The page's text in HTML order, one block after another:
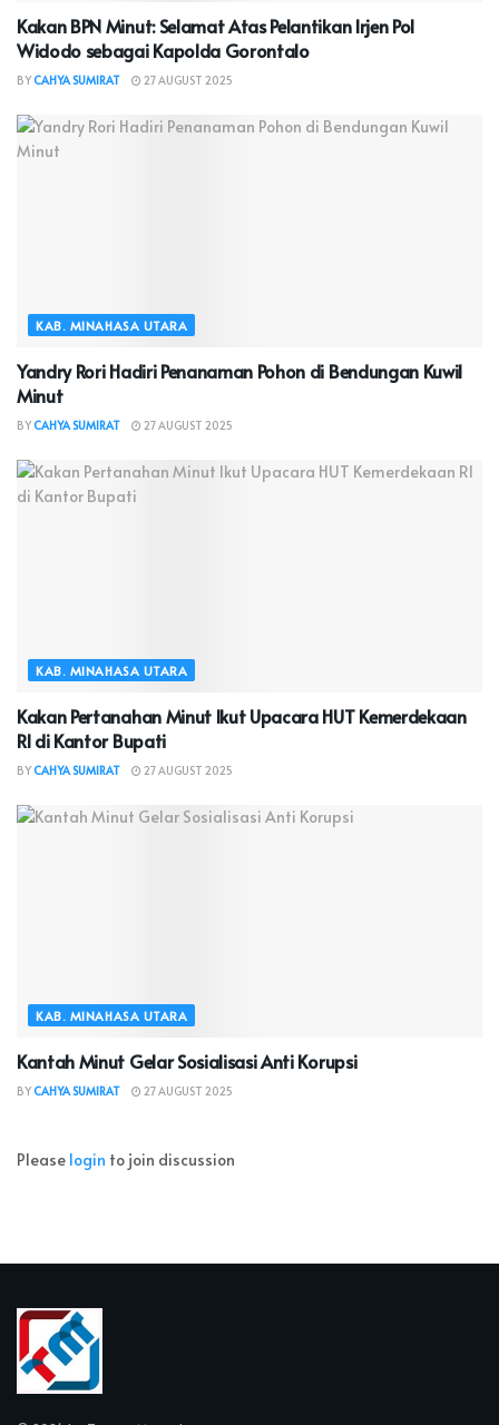
Kakan BPN Minut: Selamat Atas Pelantikan Irjen Pol
Widodo sebagai Kapolda Gorontalo
BYCAHYA SUMIRAT 27 AUGUST 2025
KAB. MINAHASA UTARA
Yandry Rori Hadiri Penanaman Pohon di Bendungan Kuwil
Minut
BYCAHYA SUMIRAT 27 AUGUST 2025
KAB. MINAHASA UTARA
Kakan Pertanahan Minut Ikut Upacara HUT Kemerdekaan
RI di Kantor Bupati
BYCAHYA SUMIRAT 27 AUGUST 2025
KAB. MINAHASA UTARA
Kantah Minut Gelar Sosialisasi Anti Korupsi
BYCAHYA SUMIRAT 27 AUGUST 2025
Please login to join discussion